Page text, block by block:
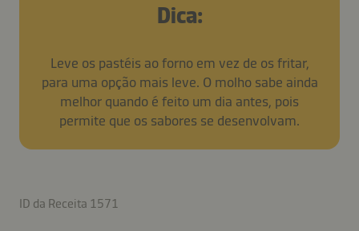
Dica:
Leve os pastéis ao forno em vez de os fritar,
para uma opção mais leve. O molho sabe ainda
melhor quando é feito um dia antes, pois
permite que os sabores se desenvolvam.
ID da Receita 1571